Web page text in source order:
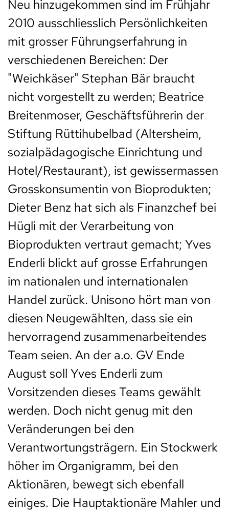
Neu hinzugekommen sind im Frühjahr
2010 ausschliesslich Persönlichkeiten
mit grosser Führungserfahrung in
verschiedenen Bereichen: Der
"Weichkäser" Stephan Bär braucht
nicht vorgestellt zu werden; Beatrice
Breitenmoser, Geschäftsführerin der
Stiftung Rüttihubelbad (Altersheim,
sozialpädagogische Einrichtung und
Hotel/Restaurant), ist gewissermassen
Grosskonsumentin von Bioprodukten;
Dieter Benz hat sich als Finanzchef bei
Hügli mit der Verarbeitung von
Bioprodukten vertraut gemacht; Yves
Enderli blickt auf grosse Erfahrungen
im nationalen und internationalen
Handel zurück. Unisono hört man von
diesen Neugewählten, dass sie ein
hervorragend zusammenarbeitendes
Team seien. An der a.o. GV Ende
August soll Yves Enderli zum
Vorsitzenden dieses Teams gewählt
werden. Doch nicht genug mit den
Veränderungen bei den
Verantwortungsträgern. Ein Stockwerk
höher im Organigramm, bei den
Aktionären, bewegt sich ebenfall
einiges. Die Hauptaktionäre Mahler und